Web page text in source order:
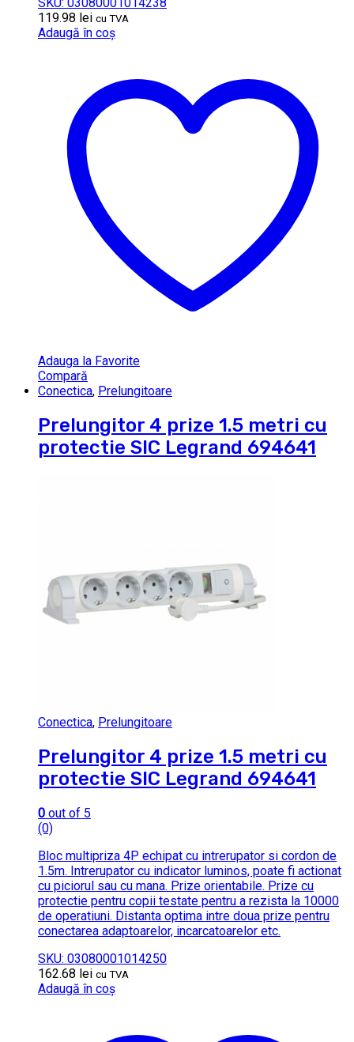
119.98 lei cu TVA
Adaugă în coș
Adauga la Favorite
Compară
Conectica, Prelungitoare
Prelungitor 4 prize 1.5 metri cu
protectie SIC Legrand 694641
Conectica, Prelungitoare
Prelungitor 4 prize 1.5 metri cu
protectie SIC Legrand 694641
0 out of 5
(0)
Bloc multipriza 4P echipat cu intrerupator si cordon de
1.5m. Intrerupator cu indicator luminos, poate fi actionat
cu piciorul sau cu mana. Prize orientabile. Prize cu
protectie pentru copii testate pentru a rezista la 10000
de operatiuni. Distanta optima intre doua prize pentru
conectarea adaptoarelor, incarcatoarelor etc.
SKU: 03080001014250
162.68 lei cu TVA
Adaugă în coș